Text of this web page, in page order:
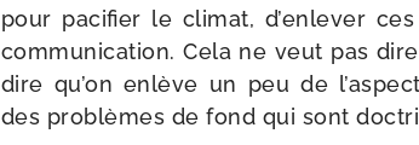
pour paci­fier le cli­mat, d’en­le­ver
com­mu­ni­ca­tion. Cela ne veut pas
dire qu’on enlève un peu de
des pro­blèmes de fond qui sont